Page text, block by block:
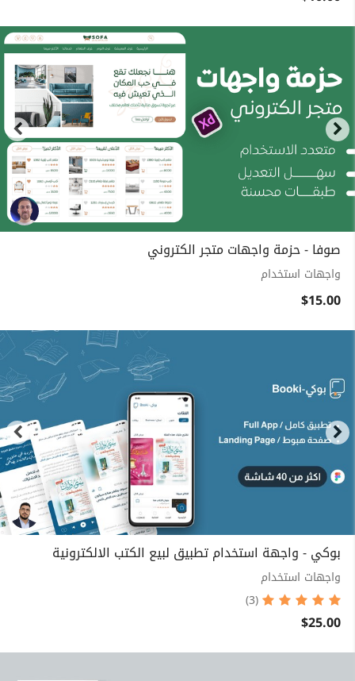
صوفا - حزمة واجهات متجر الكتروني
واجهات استخدام
$15.00
بوكي - واجهة استخدام تطبيق لبيع الكتب الالكترونية
واجهات استخدام
(3)
$25.00